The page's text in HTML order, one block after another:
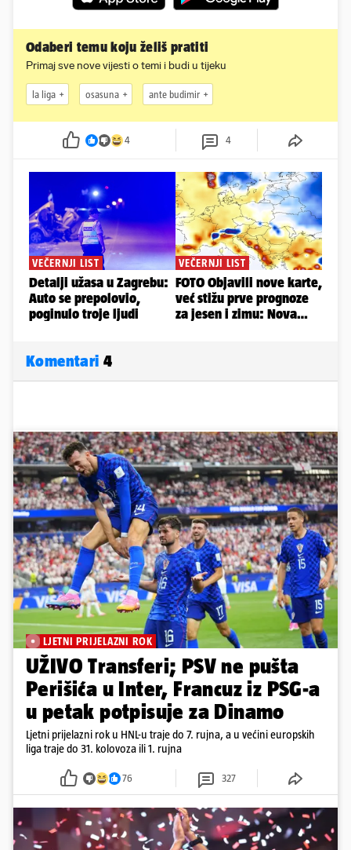
Odaberi temu koju želiš pratiti
Primaj sve nove vijesti o temi i budi u tijeku
la liga osasuna ante budimir
4 4
Komentari 4
LJETNI PRIJELAZNI ROK
UŽIVO Transferi; PSV ne pušta
Perišića u Inter, Francuz iz PSG-a
u petak potpisuje za Dinamo
Ljetni prijelazni rok u HNL-u traje do 7. rujna, a u većini europskih
liga traje do 31. kolovoza ili 1. rujna
76 327